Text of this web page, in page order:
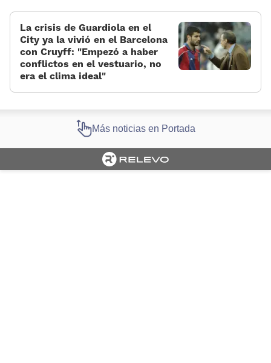
La crisis de Guardiola en el
City ya la vivió en el Barcelona
con Cruyff: «Empezó a haber
conflictos en el vestuario, no
era el clima ideal»
Más noticias en Portada